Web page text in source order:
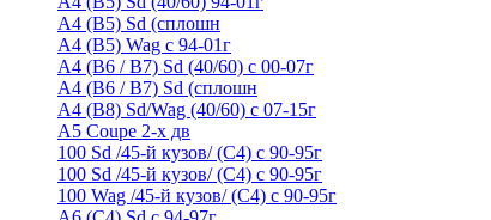
A4 (B5) Sd (сплошн
A4 (B5) Wag с 94-01г
A4 (B6 / B7) Sd (40/60) с 00-07г
A4 (B6 / B7) Sd (сплошн
A4 (B8) Sd/Wag (40/60) с 07-15г
А5 Coupe 2-х дв
100 Sd /45-й кузов/ (С4) с 90-95г
100 Sd /45-й кузов/ (С4) с 90-95г
100 Wag /45-й кузов/ (С4) с 90-95г